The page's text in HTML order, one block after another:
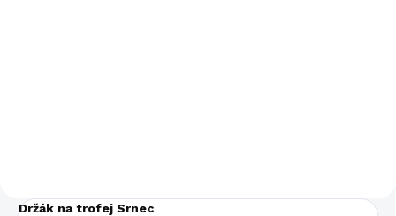
Držák na trofej Srnec